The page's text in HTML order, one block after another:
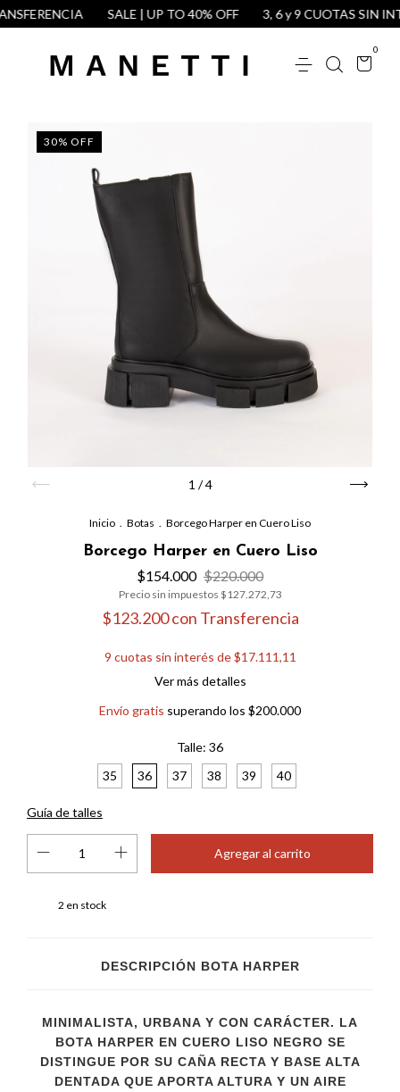
SALE | UP TO 40% OFF 3, 6 y 9 CUOTAS SIN
0
30% OFF
1 /4
Inicio Botas Borcego Harper en Cuero Liso
Borcego Harper en Cuero Liso
$154.000 $220.000
Precio sin impuestos $127.272,73
$123.200con Transferencia
9 cuotas sin interés de$17.111,11
Ver más detalles
Envío gratis superando los $200.000
Talle: 36
35
36 37 38 39 40
Guía de talles
2 en stock
DESCRIPCIÓN BOTA HARPER
MINIMALISTA, URBANA Y CON CARÁCTER. LA
BOTA HARPER EN CUERO LISO NEGRO SE
DISTINGUE POR SU CAÑA RECTA Y BASE ALTA
DENTADA QUE APORTA ALTURA Y UN AIRE